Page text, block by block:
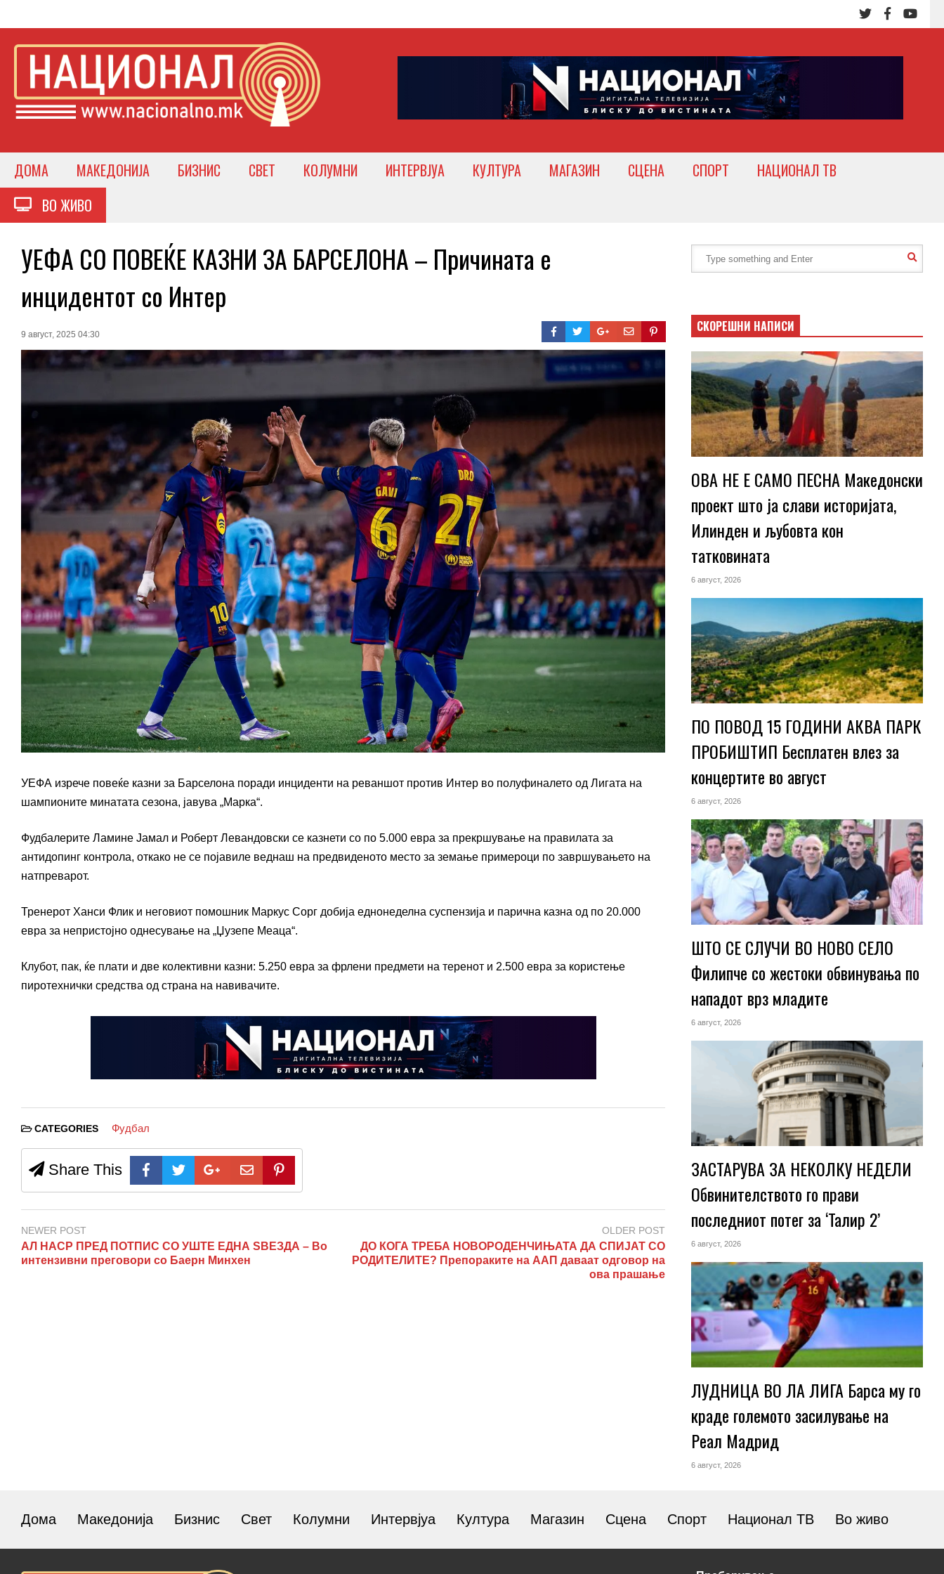
ДОМА МАКЕДОНИЈА БИЗНИС СВЕТ КОЛУМНИ ИНТЕРВЈУА КУЛТУРА МАГАЗИН СЦЕНА СПОРТ
НАЦИОНАЛ ТВ
ВО ЖИВО
УЕФА СО ПОВЕЌЕ КАЗНИ ЗА БАРСЕЛОНА – Причината е
инцидентот со Интер
9 август, 2025 04:30
УЕФА изрече повеќе казни за Барселона поради инциденти на реваншот против Интер во полуфиналето од Лигата на
шампионите минатата сезона, јавува „Марка“.
Фудбалерите Ламине Јамал и Роберт Левандовски се казнети со по 5.000 евра за прекршување на правилата за
антидопинг контрола, откако не се појавиле веднаш на предвиденото место за земање примероци по завршувањето на
натпреварот.
Тренерот Ханси Флик и неговиот помошник Маркус Сорг добија еднонеделна суспензија и парична казна од по 20.000
евра за непристојно однесување на „Џузепе Меаца“.
Клубот, пак, ќе плати и две колективни казни: 5.250 евра за фрлени предмети на теренот и 2.500 евра за користење
пиротехнички средства од страна на навивачите.
CATEGORIES Фудбал
Share This
NEWER POST
АЛ НАСР ПРЕД ПОТПИС СО УШТЕ ЕДНА ЅВЕЗДА – Во
интензивни преговори со Баерн Минхен
OLDER POST
ДО КОГА ТРЕБА НОВОРОДЕНЧИЊАТА ДА СПИЈАТ СО
РОДИТЕЛИТЕ? Препораките на ААП даваат одговор на
ова прашање
СКОРЕШНИ НАПИСИ
ОВА НЕ Е САМО ПЕСНА Македонски
проект што ја слави историјата,
Илинден и љубовта кон
татковината
6 август, 2026
ПО ПОВОД 15 ГОДИНИ АКВА ПАРК
ПРОБИШТИП Бесплатен влез за
концертите во август
6 август, 2026
ШТО СЕ СЛУЧИ ВО НОВО СЕЛО
Филипче со жестоки обвинувања по
нападот врз младите
6 август, 2026
ЗАСТАРУВА ЗА НЕКОЛКУ НЕДЕЛИ
Обвинителството го прави
последниот потег за ‘Талир 2’
6 август, 2026
ЛУДНИЦА ВО ЛА ЛИГА Барса му го
краде големото засилување на
Реал Мадрид
6 август, 2026
Дома Македонија Бизнис Свет Колумни Интервјуа Култура Магазин Сцена Спорт Национал ТВ Во живо